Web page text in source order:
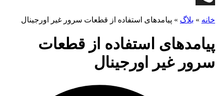
خانه » بلاگ » پیامدهای استفاده از قطعات سرور غیر اورجینال
پیامدهای استفاده از قطعات
سرور غیر اورجینال